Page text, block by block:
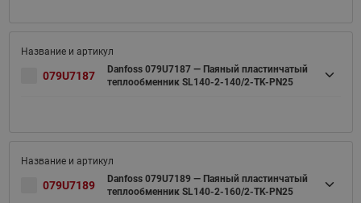
079U7187
Danfoss 079U7187 — Паяный пластинчатый
теплообменник SL140-2-140/2-TK-PN25
079U7189
Danfoss 079U7189 — Паяный пластинчатый
теплообменник SL140-2-160/2-TK-PN25